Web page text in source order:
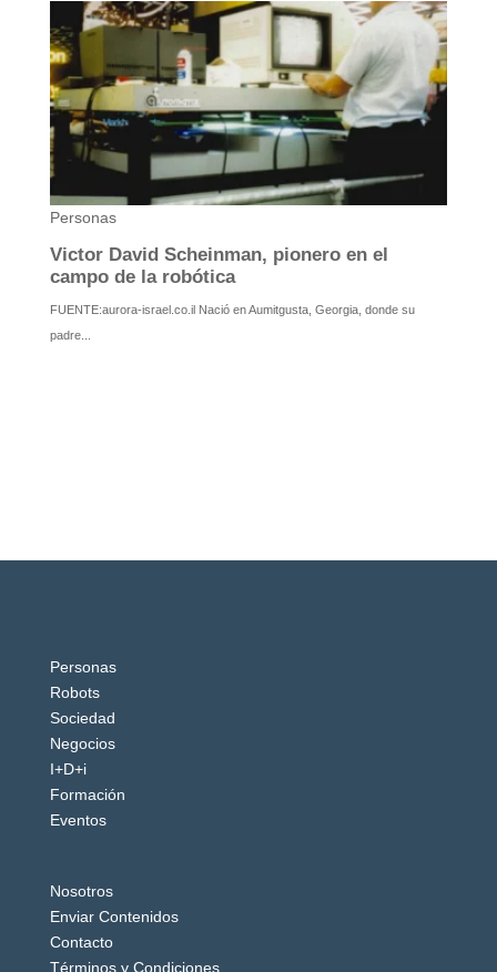
Personas
Robots
Sociedad
Negocios
I+D+i
Formación
Eventos
Nosotros
Enviar Contenidos
Contacto
Términos y Condiciones